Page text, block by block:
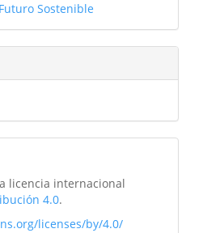
Sostenible
licencia internacional
4.0.
licenses/by/4.0/